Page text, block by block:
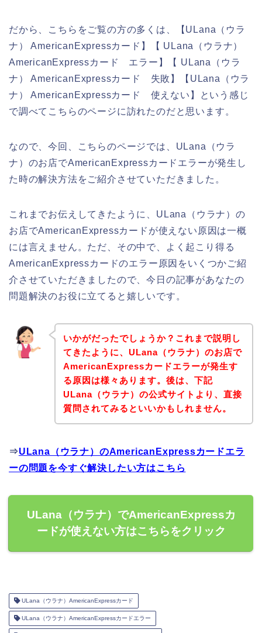
だから、こちらをご覧の方の多くは、【ULana（ウラ
ナ） AmericanExpressカード】【 ULana（ウラナ）
AmericanExpressカード エラー】【 ULana（ウラ
ナ） AmericanExpressカード 失敗】【ULana（ウラ
ナ） AmericanExpressカード 使えない】という感じ
で調べてこちらのページに訪れたのだと思います。
なので、今回、こちらのページでは、ULana（ウラ
ナ）のお店でAmericanExpressカードエラーが発生し
た時の解決方法をご紹介させていただきました。
これまでお伝えしてきたように、ULana（ウラナ）の
お店でAmericanExpressカードが使えない原因は一概
には言えません。ただ、その中で、よく起こり得る
AmericanExpressカードのエラー原因をいくつかご紹
介させていただきましたので、今日の記事があなたの
問題解決のお役に立てると嬉しいです。
いかがだったでしょうか？これまで説明し
てきたように、ULana（ウラナ）のお店で
AmericanExpressカードエラーが発生す
る原因は様々あります。後は、下記
ULana（ウラナ）の公式サイトより、直接
質問されてみるといいかもしれません。
⇒ULana（ウラナ）のAmericanExpressカードエラ
ーの問題を今すぐ解決したい方はこちら
ULana（ウラナ）でAmericanExpressカ
ードが使えない方はこちらをクリック
ULana（ウラナ）AmericanExpressカード
ULana（ウラナ）AmericanExpressカードエラー